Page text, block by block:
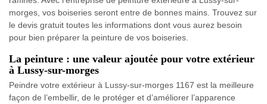
morges, vos boiseries seront entre de bonnes mains. Trouvez sur
le devis gratuit toutes les informations dont vous aurez besoin
pour bien préparer la peinture de vos boiseries.
La peinture : une valeur ajoutée pour votre extérieur
à Lussy-sur-morges
Peindre votre extérieur à Lussy-sur-morges 1167 est la meilleure
façon de l’embellir, de le protéger et d’améliorer l’apparence